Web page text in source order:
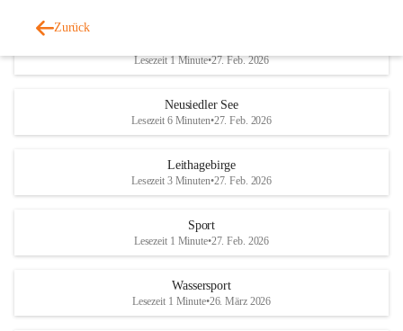
Zurück
Lesezeit 1 Minute•27. Feb. 2026
Neusiedler See
Lesezeit 6 Minuten•27. Feb. 2026
Leithagebirge
Lesezeit 3 Minuten•27. Feb. 2026
Sport
Lesezeit 1 Minute•27. Feb. 2026
Wassersport
Lesezeit 1 Minute•26. März 2026